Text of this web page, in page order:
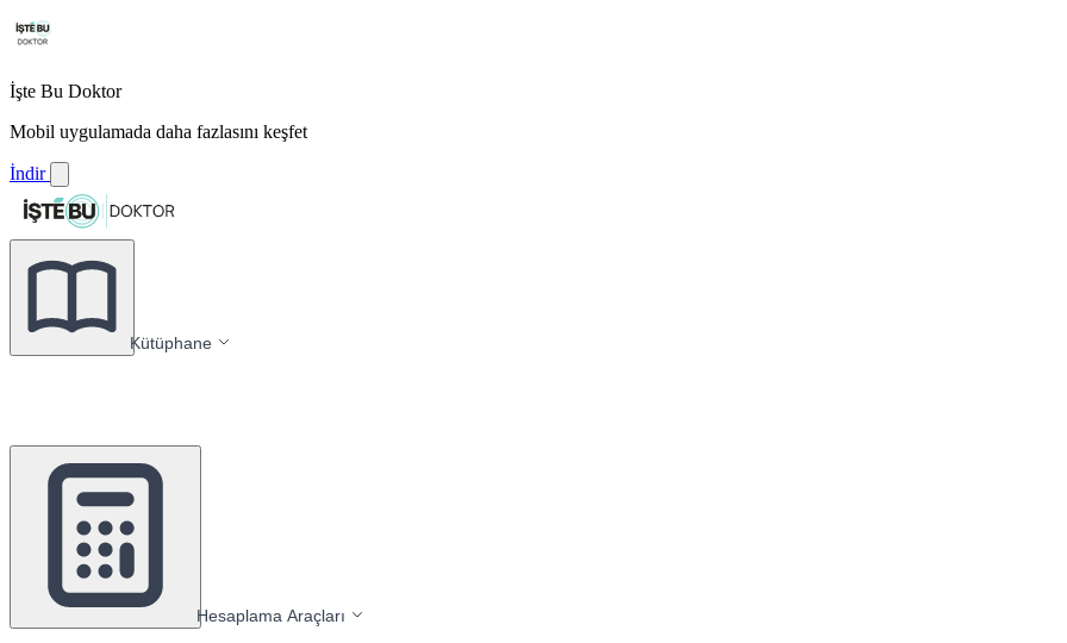
İşte Bu Doktor
Mobil uygulamada daha fazlasını keşfet
İndir
Kütüphane
Hesaplama Araçları